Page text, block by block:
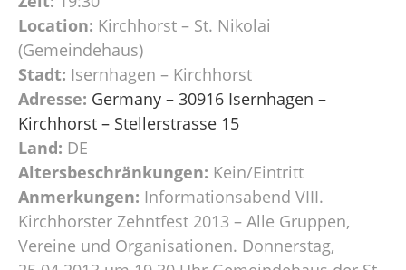
Location: Kirchhorst – St. Nikolai
(Gemeindehaus)
Stadt: Isernhagen – Kirchhorst
Adresse: Germany – 30916 Isernhagen –
Kirchhorst – Stellerstrasse 15
Land: DE
Altersbeschränkungen: Kein/Eintritt
Anmerkungen: Informationsabend VIII.
Kirchhorster Zehntfest 2013 – Alle Gruppen,
Vereine und Organisationen. Donnerstag,